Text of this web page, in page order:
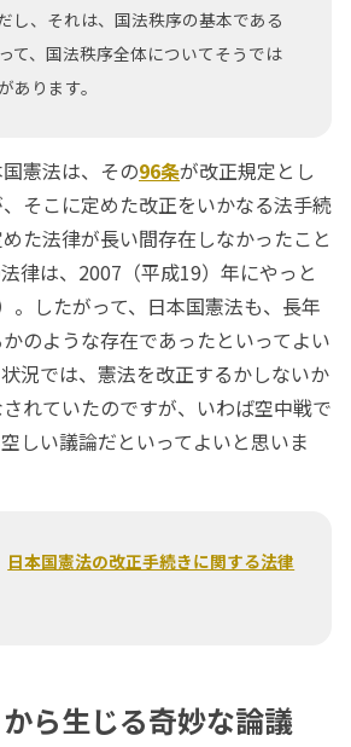
し、それは、国法秩序の基本である
て、国法秩序全体についてそうでは
あります。
憲法は、その96条が改正規定とし
そこに定めた改正をいかなる法手続
た法律が長い間存在しなかったこと
律は、2007（平成19）年にやっと
。したがって、日本国憲法も、長年
のような存在であったといってよい
況では、憲法を改正するかしないか
れていたのですが、いわば空中戦で
しい議論だといってよいと思いま
日本国憲法の改正手続きに関する法律
ら生じる奇妙な論議